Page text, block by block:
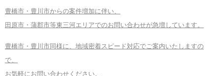
豊橋市・豊川市からの案件増加に伴い、
田原市・蒲郡市等東三河エリアでのお問い合わせが急増しています。
豊橋市・豊川市同様に、地域密着スピード対応でご案内いたしますの
で、
お気軽にお問い合わせください。